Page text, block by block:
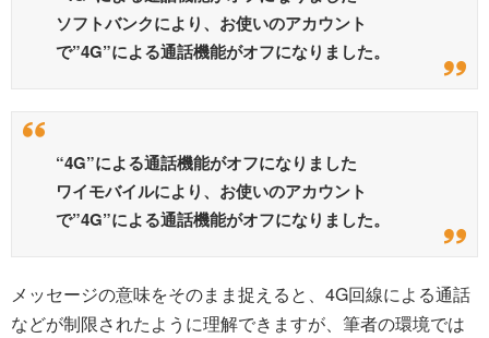
ソフトバンクにより、お使いのアカウント
で”4G”による通話機能がオフになりました。
“4G”による通話機能がオフになりました
ワイモバイルにより、お使いのアカウント
で”4G”による通話機能がオフになりました。
メッセージの意味をそのまま捉えると、4G回線による通話
などが制限されたように理解できますが、筆者の環境では